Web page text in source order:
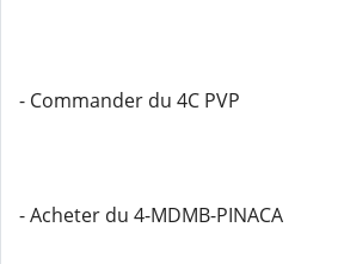
- Commander du 4C PVP
- Acheter du 4-MDMB-PINACA